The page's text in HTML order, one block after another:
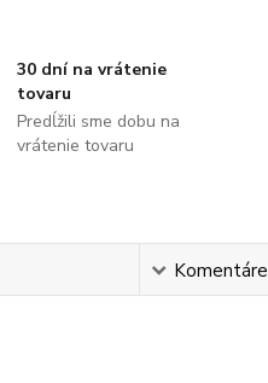
30 dní na vrátenie
tovaru
Predĺžili sme dobu na
vrátenie tovaru
Komentáre